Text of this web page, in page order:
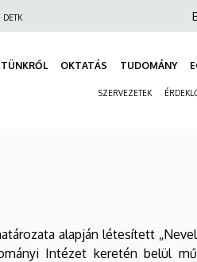
DETK
OKTATÁS TUDOMÁNY
SZERVEZETEK
alapján létesített
Intézet keretén belül